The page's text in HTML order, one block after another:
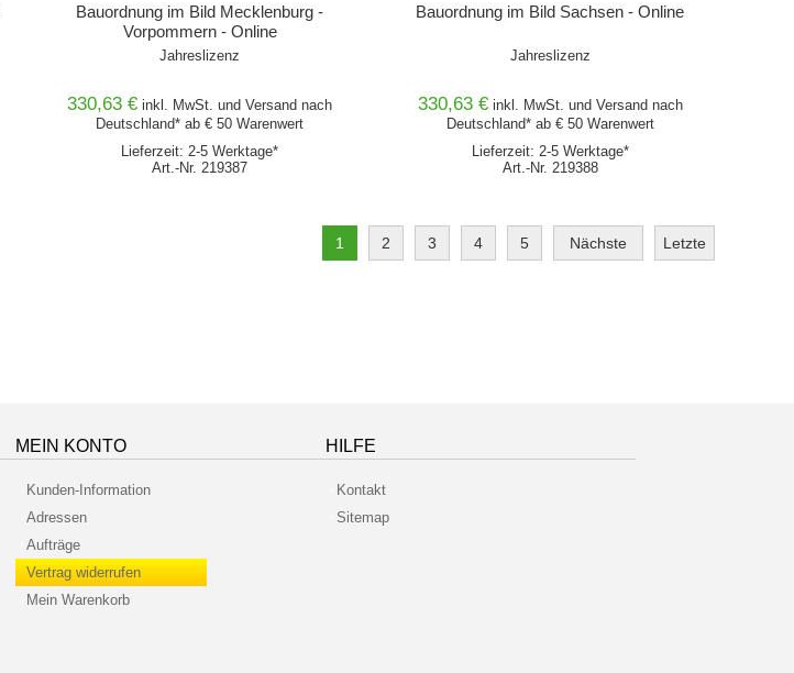
Bauordnung im Bild Mecklenburg -
Vorpommern - Online
Jahreslizenz
330,63 € inkl. MwSt. undVersand nach
Deutschland* ab € 50 Warenwert
Lieferzeit: 2-5 Werktage*
Art.-Nr. 219387
Bauordnung im Bild Sachsen - Online
Jahreslizenz
330,63 € inkl. MwSt. und Versand nach
Deutschland* ab € 50 Warenwert
Lieferzeit: 2-5 Werktage*
Art.-Nr. 219388
1 2 3 4 5 Nächste Letzte
MEIN KONTO
Kunden-Information
Adressen
Aufträge
Vertrag widerrufen
Mein Warenkorb
HILFE
Kontakt
Sitemap